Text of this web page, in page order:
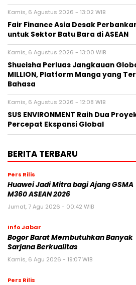
Kamis, 6 Agustus 2026 - 13:02 WIB
Fair Finance Asia Desak
untuk Sektor Batu Bara di ASEAN
Kamis, 6 Agustus 2026 - 13:00 WIB
Shueisha Perluas Jangkauan
MILLION, Platform Manga yang
Bahasa
Kamis, 6 Agustus 2026 - 12:08 WIB
SUS ENVIRONMENT Raih Dua
Percepat Ekspansi Global
BERITA TERBARU
Pers Rilis
Huawei Jadi Mitra bagi Ajang GSMA
M360 ASEAN 2026
Jumat, 7 Agu 2026 - 00:42 WIB
Info Jabar
Bogor Barat Membutuhkan Banyak
Sarjana Berkualitas
Kamis, 6 Agu 2026 - 19:07 WIB
Pers Rilis